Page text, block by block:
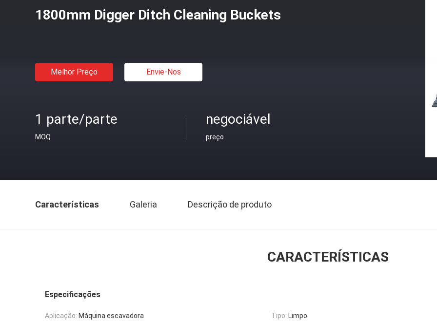
1800mm Digger Ditch Cleaning Buckets
Melhor Preço Envie-Nos
1 parte/parte
MOQ
negociável
preço
Características Galeria Descrição de produto
CARACTERÍSTICAS
Especificações
Aplicação: Máquina escavadora Tipo: Limpo